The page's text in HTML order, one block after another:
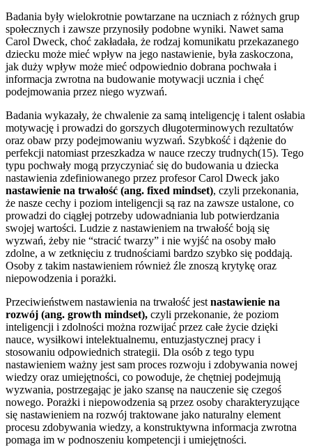
Badania były wielokrotnie powtarzane na uczniach z różnych grup
społecznych i zawsze przynosiły podobne wyniki. Nawet sama
Carol Dweck, choć zakładała, że rodzaj komunikatu przekazanego
dziecku może mieć wpływ na jego nastawienie, była zaskoczona,
jak duży wpływ może mieć odpowiednio dobrana pochwała i
informacja zwrotna na budowanie motywacji ucznia i chęć
podejmowania przez niego wyzwań.
Badania wykazały, że chwalenie za samą inteligencję i talent osłabia
motywację i prowadzi do gorszych długoterminowych rezultatów
oraz obaw przy podejmowaniu wyzwań. Szybkość i dążenie do
perfekcji natomiast przeszkadza w nauce rzeczy trudnych(15). Tego
typu pochwały mogą przyczyniać się do budowania u dziecka
nastawienia zdefiniowanego przez profesor Carol Dweck jako
nastawienie na trwałość (ang. fixed mindset), czyli przekonania,
że nasze cechy i poziom inteligencji są raz na zawsze ustalone, co
prowadzi do ciągłej potrzeby udowadniania lub potwierdzania
swojej wartości. Ludzie z nastawieniem na trwałość boją się
wyzwań, żeby nie “stracić twarzy” i nie wyjść na osoby mało
zdolne, a w zetknięciu z trudnościami bardzo szybko się poddają.
Osoby z takim nastawieniem również źle znoszą krytykę oraz
niepowodzenia i porażki.
Przeciwieństwem nastawienia na trwałość jestnastawienie na
rozwój (ang. growth mindset), czyli przekonanie, że poziom
inteligencji i zdolności można rozwijać przez całe życie dzięki
nauce, wysiłkowi intelektualnemu, entuzjastycznej pracy i
stosowaniu odpowiednich strategii. Dla osób z tego typu
nastawieniem ważny jest sam proces rozwoju i zdobywania nowej
wiedzy oraz umiejętności, co powoduje, że chętniej podejmują
wyzwania, postrzegając je jako szansę na nauczenie się czegoś
nowego. Porażki i niepowodzenia są przez osoby charakteryzujące
się nastawieniem na rozwój traktowane jako naturalny element
procesu zdobywania wiedzy, a konstruktywna informacja zwrotna
pomaga im w podnoszeniu kompetencji i umiejętności.